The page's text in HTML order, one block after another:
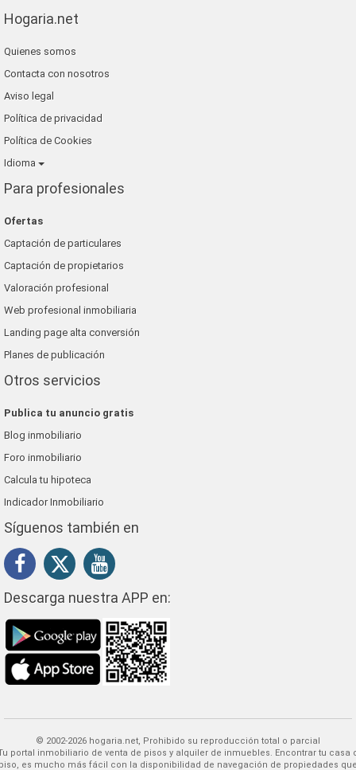
Hogaria.net
Quienes somos
Contacta con nosotros
Aviso legal
Política de privacidad
Política de Cookies
Idioma
Para profesionales
Ofertas
Captación de particulares
Captación de propietarios
Valoración profesional
Web profesional inmobiliaria
Landing page alta conversión
Planes de publicación
Otros servicios
Publica tu anuncio gratis
Blog inmobiliario
Foro inmobiliario
Calcula tu hipoteca
Indicador Inmobiliario
Síguenos también en
Descarga nuestra APP en:
© 2002-2026 hogaria.net, Prohibido su reproducción total o parcial
Encontrar tu casa o
es mucho más fácil con la disponibilidad de navegación de propiedades